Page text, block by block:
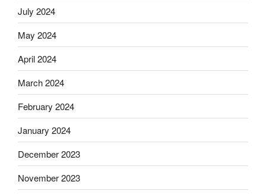
July 2024
May 2024
April 2024
March 2024
February 2024
January 2024
December 2023
November 2023